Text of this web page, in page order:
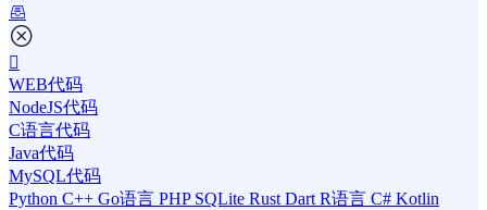
WEB代码
NodeJS代码
C语言代码
Java代码
MySQL代码
Python C++ Go语言 PHP SQLite Rust Dart R语言 C# Kotlin